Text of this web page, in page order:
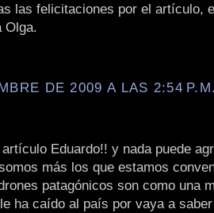
las felicitaciones por el artículo,
Olga.
DE 2009 A LAS 2:54
Eduardo!! y nada puede
más los que estamos
patagónicos son como una
ha caído al país por vaya a